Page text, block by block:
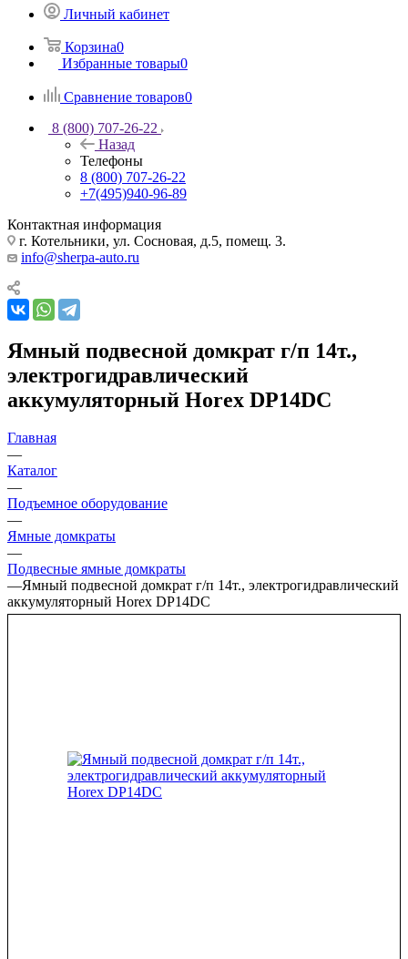
Личный кабинет
Корзина0
Избранные товары0
Сравнение товаров0
8 (800) 707-26-22
Назад
Телефоны
8 (800) 707-26-22
+7(495)940-96-89
Контактная информация
г. Котельники, ул. Сосновая, д.5, помещ. 3.
info@sherpa-auto.ru
Ямный подвесной домкрат г/п 14т.,
электрогидравлический
аккумуляторный Horex DP14DC
Главная
—
Каталог
—
Подъемное оборудование
—
Ямные домкраты
—
Подвесные ямные домкраты
—Ямный подвесной домкрат г/п 14т., электрогидравлический
аккумуляторный Horex DP14DC